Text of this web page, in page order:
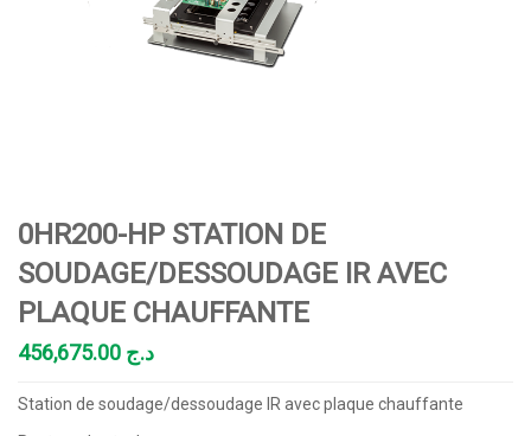
0HR200-HP STATION DE
SOUDAGE/DESSOUDAGE IR AVEC
PLAQUE CHAUFFANTE
د.ج
Station de soudage/dessoudage IR avec plaque chauffante